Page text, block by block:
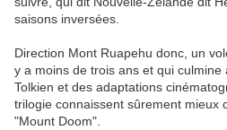
saisons inversées.
Direction Mont Ruapehu donc, un
y a moins de trois ans et qui
Tolkien et des adaptations
trilogie connaissent sûrement mieux
"Mount Doom".